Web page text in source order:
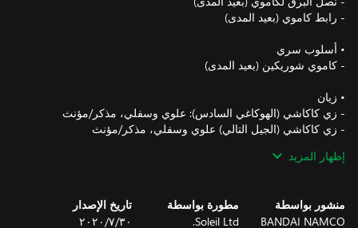
إظهار المزيد
منشور بواسطة
BANDAI NAMCO
مطورة بواسطة
Soleil Ltd.
تاريخ الإصدار
٣٠‏/٧‏/٢٠٢٠